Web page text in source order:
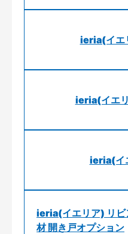
ieria(イエ
ieria(イエ
ieria(イ
ieria(イエリア) リビ
材 開き戸オプション